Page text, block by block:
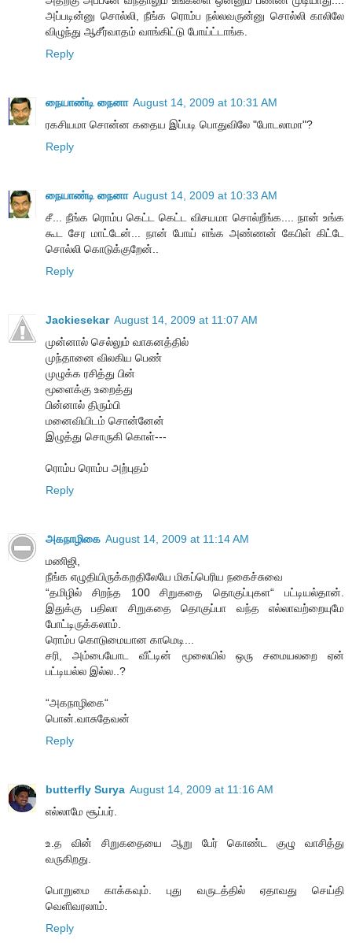
அப்படின்னு சொல்லி, நீங்க ரொம்ப நல்லவருன்னு சொல்லி காலிலே
விழுந்து ஆசீர்வாதம் வாங்கிட்டு போய்ட்டாங்க.
Reply
நையாண்டி நைனா August 14, 2009 at 10:31 AM
ரகசியமா சொன்ன கதைய இப்படி பொதுவிலே "போடலாமா"?
Reply
நையாண்டி நைனா August 14, 2009 at 10:33 AM
சீ... நீங்க ரொம்ப கெட்ட கெட்ட விசயமா சொல்றீங்க.... நான் உங்க
கூட சேர மாட்டேன்... நான் போய் எங்க அண்ணன் கேபிள் கிட்டே
சொல்லி கொடுக்குறேன்..
Reply
Jackiesekar August 14, 2009 at 11:07 AM
முன்னால் செல்லும் வாகனத்தில்
முந்தானை விலகிய பெண்
முழுக்க ரசித்து பின்
மூளைக்கு உறைத்து
பின்னால் திரும்பி
மனைவியிடம் சொன்னேன்
இழுத்து சொருகி கொள்---
ரொம்ப ரொம்ப அற்புதம்
Reply
அகநாழிகை August 14, 2009 at 11:14 AM
மணிஜி,
நீங்க எழுதியிருக்கறதிலேயே மிகப்பெரிய நகைச்சுவை
“தமிழில் சிறந்த 100 சிறுகதை தொகுப்புகள“ பட்டியல்தான்.
இதுக்கு பதிலா சிறுகதை தொகுப்பா வந்த எல்லாவற்றையுமே
போட்டிருக்கலாம்.
ரொம்ப கொடுமையான காமெடி...
சரி, அம்பையோட வீட்டின் மூலையில் ஒரு சமையலறை ஏன்
பட்டியல்ல இல்ல..?
“அகநாழிகை“
பொன்.வாசுதேவன்
Reply
butterfly Surya August 14, 2009 at 11:16 AM
எல்லாமே சூப்பர்.
உ.த வின் சிறுகதையை ஆறு பேர் கொண்ட குழு வாசித்து
வருகிறது.
பொறுமை காக்கவும். புது வருடத்தில் ஏதாவது செய்தி
வெளிவரலாம்.
Reply